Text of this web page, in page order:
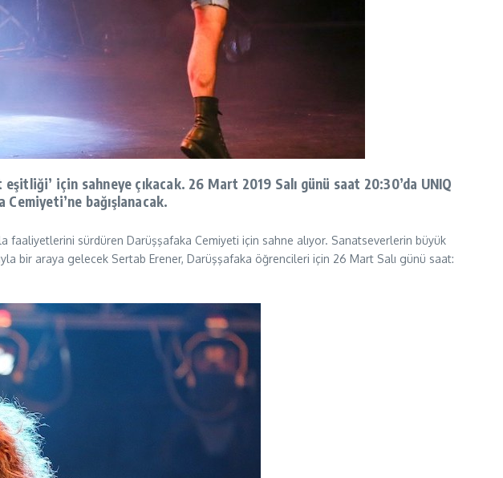
için sahneye çıkacak. 26 Mart 2019 Salı günü saat 20:30’da UNIQ
bağışlanacak.
faaliyetlerini sürdüren Darüşşafaka Cemiyeti için sahne alıyor. Sanatseverlerin büyük
bir araya gelecek Sertab Erener, Darüşşafaka öğrencileri için 26 Mart Salı günü saat: